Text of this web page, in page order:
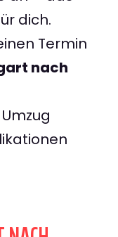
dich.
Termin
nach